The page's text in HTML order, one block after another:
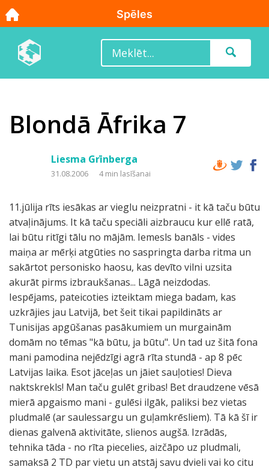
Blondā Āfrika 7
Liesma Grīnberga
31.08.2006 4 min lasīšanai
11.jūlija rīts iesākas ar vieglu neizpratni - it kā taču būtu
atvaļinājums. It kā taču speciāli aizbraucu kur ellē ratā,
lai būtu ritīgi tālu no mājām. Iemesls banāls - vides
maiņa ar mērķi atgūties no saspringta darba ritma un
sakārtot personisko haosu, kas devīto vilni uzsita
akurāt pirms izbraukšanas... Lāgā neizdodas.
Iespējams, pateicoties izteiktam miega badam, kas
uzkrājies jau Latvijā, bet šeit tikai papildināts ar
Tunisijas apgūšanas pasākumiem un murgainām
domām no tēmas "kā būtu, ja būtu". Un tad uz šitā fona
mani pamodina nejēdzīgi agrā rīta stundā - ap 8 pēc
Latvijas laika. Esot jāceļas un jāiet sauļoties! Dieva
naktskrekls! Man taču gulēt gribas! Bet draudzene vēsā
mierā apgaismo mani - gulēsi ilgāk, paliksi bez vietas
pludmalē (ar saulessargu un guļamkrēsliem). Tā kā šī ir
dienas galvenā aktivitāte, slienos augšā. Izrādās,
tehnika tāda - no rīta piecelies, aizčāpo uz pludmali,
samaksā 2 TD par vietu un atstāj savu dvieli vai ko citu